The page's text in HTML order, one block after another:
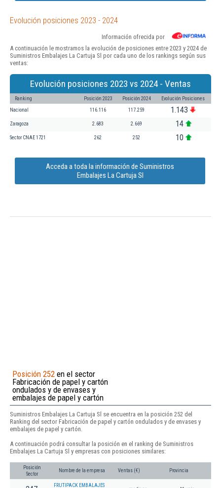
Evolución posiciones 2023 - 2024
Información ofrecida por
A continuación le mostramos la evolución de posiciones entre 2023 y 2024 de
Suministros Embalajes La Cartuja Sl por cada uno de los rankings según sus
ventas:
Evolución posiciones 2023 vs 2024 - Ventas
Ranking Posición 2023 Posición 2024 Evolución Posiciones
Nacional 116.116 117.259 1.143
Zaragoza 2.683 2.669 14
Sector CNAE 1721 262 252 10
Acceda a toda la información de Suministros
Embalajes La Cartuja Sl
Posición 252 en el sector
Fabricación de papel y cartón
ondulados y de envases y
embalajes de papel y cartón
Suministros Embalajes La Cartuja Sl se encuentra en la posición 252 del
Ranking del sector Fabricación de papel y cartón ondulados y de envases y
embalajes de papel y cartón.
A continuación podrá consultar la posición en el ranking de Suministros
Embalajes La Cartuja Sl y empresas con posiciones similares:
Posición
Sector
Nombre de la empresa Ventas (€) Provincia
FRUTIPACK EMBALAJES